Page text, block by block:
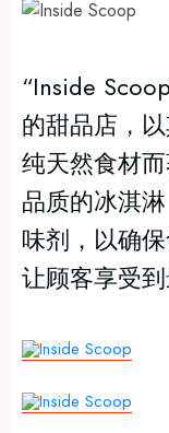
“Inside
的甜品店，
纯天然食材
品质的冰淇
味剂，以确
让顾客享受到